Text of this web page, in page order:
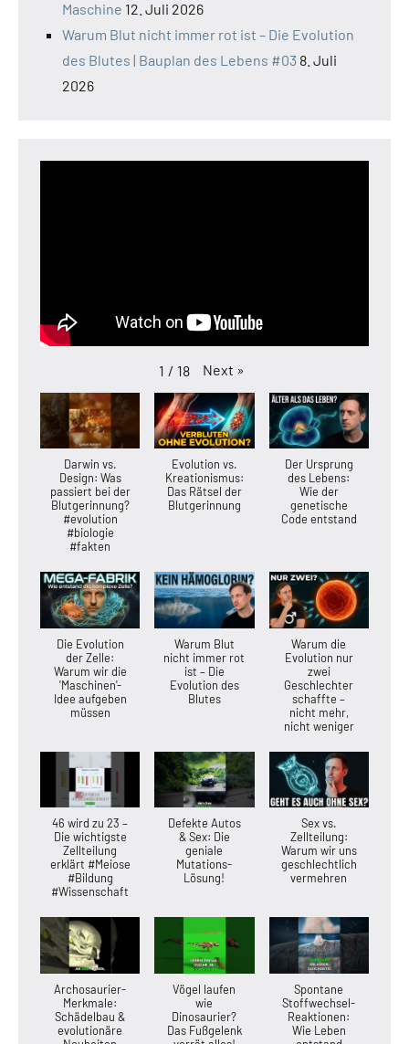
Maschine 12. Juli 2026
Warum Blut nicht immer rot ist – Die Evolution
des Blutes | Bauplan des Lebens #03 8. Juli
2026
1 / 18 Next »
Darwin vs.
Design: Was
passiert bei der
Blutgerinnung?
#evolution
#biologie
#fakten
Evolution vs.
Kreationismus:
Das Rätsel der
Blutgerinnung
Der Ursprung
des Lebens:
Wie der
genetische
Code entstand
Die Evolution
der Zelle:
Warum wir die
'Maschinen'-
Idee aufgeben
müssen
Warum Blut
nicht immer rot
ist – Die
Evolution des
Blutes
Warum die
Evolution nur
zwei
Geschlechter
schaffte –
nicht mehr,
nicht weniger
46 wird zu 23 –
Die wichtigste
Zellteilung
erklärt #Meiose
#Bildung
#Wissenschaft
Defekte Autos
& Sex: Die
geniale
Mutations-
Lösung!
Sex vs.
Zellteilung:
Warum wir uns
geschlechtlich
vermehren
Archosaurier-
Merkmale:
Schädelbau &
evolutionäre
Vögel laufen
wie
Dinosaurier?
Das Fußgelenk
Spontane
Stoffwechsel-
Reaktionen:
Wie Leben